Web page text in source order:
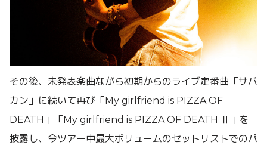
その後、未発表楽曲ながら初期からのライブ定番曲「サバ
カン」に続いて再び「My girlfriend is PIZZA OF
DEATH」「My girlfriend is PIZZA OF DEATH Ⅱ」を
披露し、今ツアー中最大ボリュームのセットリストでのパ